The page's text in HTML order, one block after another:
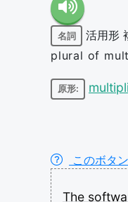
名詞 活用形
plural of
原形:
このボタ
The